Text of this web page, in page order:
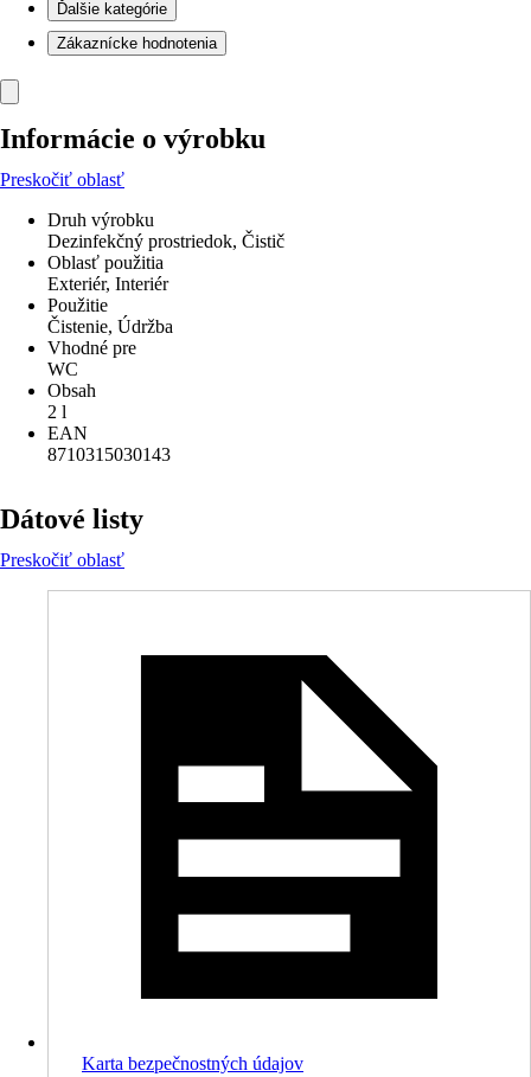
Ďalšie kategórie
Zákaznícke hodnotenia
Informácie o výrobku
Preskočiť oblasť
Druh výrobku
Dezinfekčný prostriedok, Čistič
Oblasť použitia
Exteriér, Interiér
Použitie
Čistenie, Údržba
Vhodné pre
WC
Obsah
2 l
EAN
8710315030143
Dátové listy
Preskočiť oblasť
Karta bezpečnostných údajov